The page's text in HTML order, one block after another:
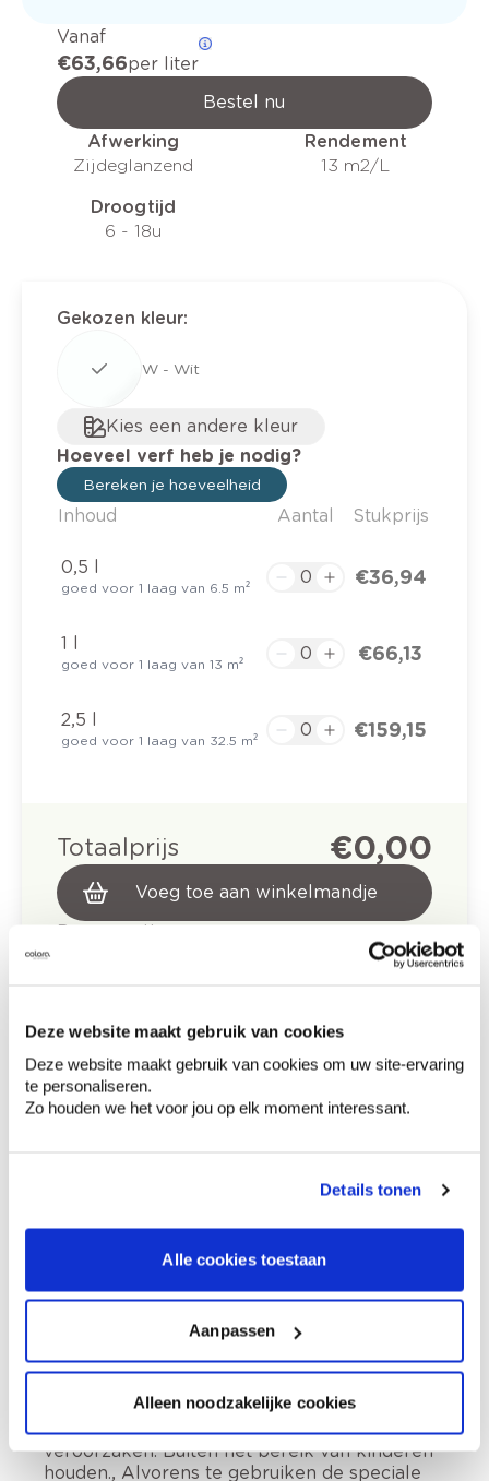
Deze website maakt gebruik van cookies
Deze website maakt gebruik van cookies om uw site-ervaring
te personaliseren.
Zo houden we het voor jou op elk moment interessant.
Details tonen
Alle cookies toestaan
Aanpassen
Alleen noodzakelijke cookies
Vanaf
€ 63,66per liter
Bestel nu
Afwerking
Zijdeglanzend
Rendement
13 m2/L
Droogtijd
6 - 18u
Gekozen kleur:
W - Wit
Kies een andere kleur
Hoeveel verf heb je nodig?
Bereken je hoeveelheid
Inhoud Aantal Stukprijs
0,5 l
goed voor 1 laag van 6.5 m² € 36,94
1 l
goed voor 1 laag van 13 m² € 66,13
2,5 l
goed voor 1 laag van 32.5 m² € 159,15
Totaalprijs € 0,00
Voeg toe aan winkelmandje
Bezorgopties
Productomschrijving
Voorbereiding
Kan zeer langdurige en diffuse
verontreiniging van watervoorraden
veroorzaken. Buiten het bereik van kinderen
houden., Alvorens te gebruiken de speciale